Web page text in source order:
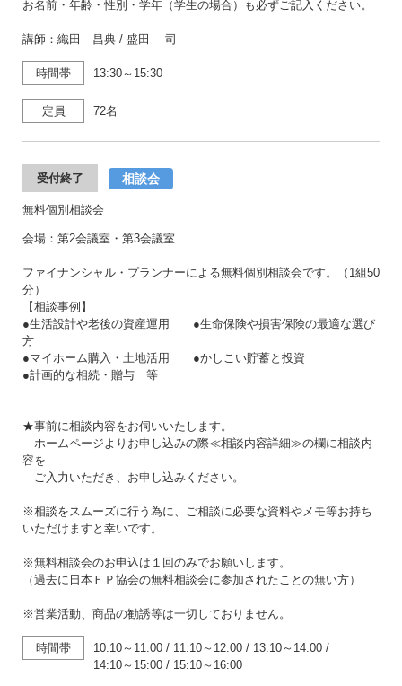
お名前・年齢・性別・学年（学生の場合）も必ずご記入ください。
講師：織田 昌典 / 盛田 司
時間帯 13:30～15:30
定員 72名
受付終了 相談会
無料個別相談会
会場：第2会議室・第3会議室
ファイナンシャル・プランナーによる無料個別相談会です。（1組50
分）
【相談事例】
●生活設計や老後の資産運用 ●生命保険や損害保険の最適な選び
方
●マイホーム購入・土地活用 ●かしこい貯蓄と投資
●計画的な相続・贈与 等
★事前に相談内容をお伺いいたします。
ホームページよりお申し込みの際≪相談内容詳細≫の欄に相談内
容を
ご入力いただき、お申し込みください。
※相談をスムーズに行う為に、ご相談に必要な資料やメモ等お持ち
いただけますと幸いです。
※無料相談会のお申込は１回のみでお願いします。
（過去に日本ＦＰ協会の無料相談会に参加されたことの無い方）
※営業活動、商品の勧誘等は一切しておりません。
時間帯 10:10～11:00 / 11:10～12:00 / 13:10～14:00 /
14:10～15:00 / 15:10～16:00